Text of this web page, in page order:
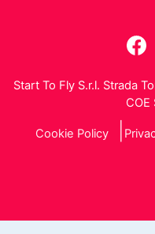
Start To Fly S.r.l. Strada
COE
Cookie Policy